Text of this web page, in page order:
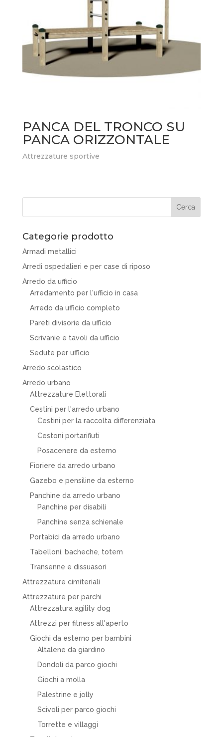
PANCA DEL TRONCO SU
PANCA ORIZZONTALE
Attrezzature sportive
Categorie prodotto
Armadi metallici
Arredi ospedalieri e per case di riposo
Arredo da ufficio
Arredamento per l'ufficio in casa
Arredo da ufficio completo
Pareti divisorie da ufficio
Scrivanie e tavoli da ufficio
Sedute per ufficio
Arredo scolastico
Arredo urbano
Attrezzature Elettorali
Cestini per l'arredo urbano
Cestini per la raccolta differenziata
Cestoni portarifiuti
Posacenere da esterno
Fioriere da arredo urbano
Gazebo e pensiline da esterno
Panchine da arredo urbano
Panchine per disabili
Panchine senza schienale
Portabici da arredo urbano
Tabelloni, bacheche, totem
Transenne e dissuasori
Attrezzature cimiteriali
Attrezzature per parchi
Attrezzatura agility dog
Attrezzi per fitness all'aperto
Giochi da esterno per bambini
Altalene da giardino
Dondoli da parco giochi
Giochi a molla
Palestrine e jolly
Scivoli per parco giochi
Torrette e villaggi